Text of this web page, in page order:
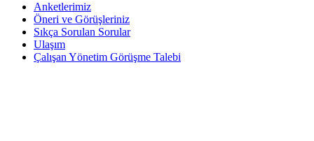
Anketlerimiz
Öneri ve Görüşleriniz
Sıkça Sorulan Sorular
Ulaşım
Çalışan Yönetim Görüşme Talebi